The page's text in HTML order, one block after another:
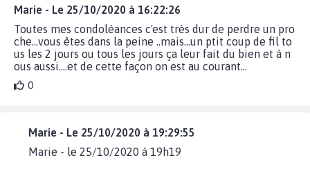
Marie - Le 25/10/2020 à 16:22:26
Toutes mes condoléances c'est très dur de perdre un pro
che...vous êtes dans la peine ..mais...un ptit coup de fil to
us les 2 jours ou tous les jours ça leur fait du bien et à n
ous aussi....et de cette façon on est au courant...
0
Marie - Le 25/10/2020 à 19:29:55
Marie - le 25/10/2020 à 19h19